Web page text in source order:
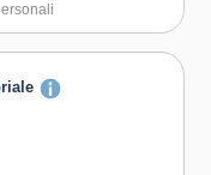
in ambienti